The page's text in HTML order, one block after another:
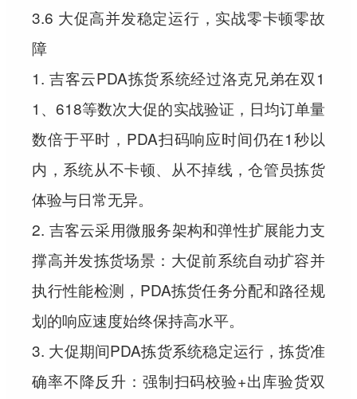
3.6 大促高并发稳定运行，实战零卡顿零故
障
1. 吉客云PDA拣货系统经过洛克兄弟在双1
1、618等数次大促的实战验证，日均订单量
数倍于平时，PDA扫码响应时间仍在1秒以
内，系统从不卡顿、从不掉线，仓管员拣货
体验与日常无异。
2. 吉客云采用微服务架构和弹性扩展能力支
撑高并发拣货场景：大促前系统自动扩容并
执行性能检测，PDA拣货任务分配和路径规
划的响应速度始终保持高水平。
3. 大促期间PDA拣货系统稳定运行，拣货准
确率不降反升：强制扫码校验+出库验货双